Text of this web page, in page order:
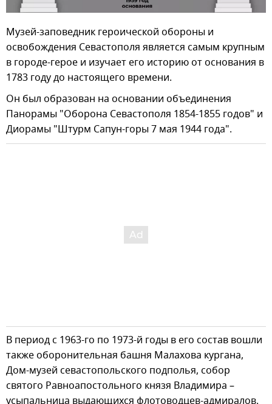
Музей-заповедник героической обороны и
освобождения Севастополя является самым крупным
в городе-герое и изучает его историю от основания в
1783 году до настоящего времени.
Он был образован на основании объединения
Панорамы "Оборона Севастополя 1854-1855 годов" и
Диорамы "Штурм Сапун-горы 7 мая 1944 года".
В период с 1963-го по 1973-й годы в его состав вошли
также оборонительная башня Малахова кургана,
Дом-музей севастопольского подполья, собор
святого Равноапостольного князя Владимира –
усыпальница выдающихся флотоводцев-адмиралов.